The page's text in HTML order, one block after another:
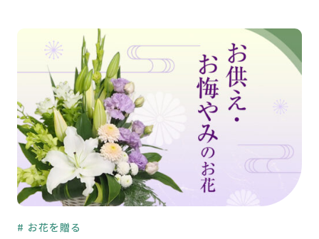
# お花を贈る